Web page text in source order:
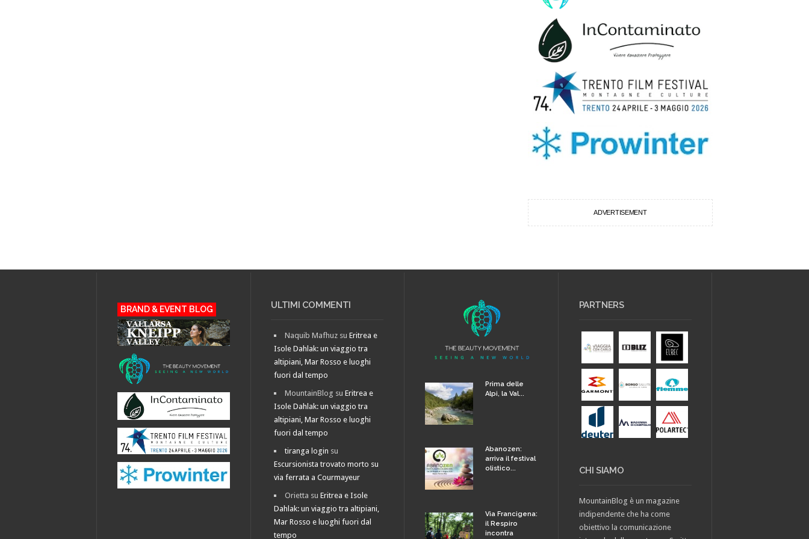
ADVERTISEMENT
BRAND & EVENT BLOG ULTIMI COMMENTI
Naquib Mafhuz suEritrea e
Isole Dahlak: un viaggio tra
altipiani, Mar Rosso e luoghi
fuori dal tempo
MountainBlog suEritrea e
Isole Dahlak: un viaggio tra
altipiani, Mar Rosso e luoghi
fuori dal tempo
tiranga login su
Escursionista trovato morto su
via ferrata a Courmayeur
Orietta suEritrea e Isole
Dahlak: un viaggio tra altipiani,
Mar Rosso e luoghi fuori dal
tempo
Prima delle
Alpi, la Val...
Abanozen:
arriva il festival
olistico...
Via Francigena:
il Respiro
incontra
PARTNERS
CHI SIAMO
MountainBlog è un magazine
indipendente che ha come
obiettivo la comunicazione